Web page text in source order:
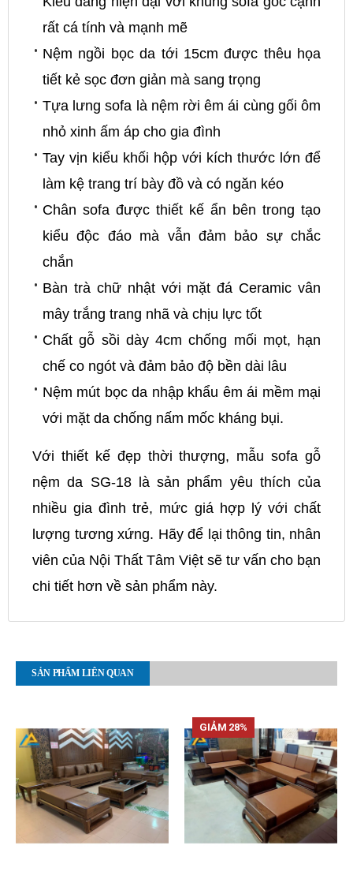
rất cá tính và mạnh mẽ
Nệm ngồi bọc da tới 15cm được thêu họa
tiết kẻ sọc đơn giản mà sang trọng
Tựa lưng sofa là nệm rời êm ái cùng gối ôm
nhỏ xinh ấm áp cho gia đình
Tay vịn kiểu khối hộp với kích thước lớn để
làm kệ trang trí bày đồ và có ngăn kéo
Chân sofa được thiết kế ẩn bên trong tạo
kiểu độc đáo mà vẫn đảm bảo sự chắc
chắn
Bàn trà chữ nhật với mặt đá Ceramic vân
mây trắng trang nhã và chịu lực tốt
Chất gỗ sồi dày 4cm chống mối mọt, hạn
chế co ngót và đảm bảo độ bền dài lâu
Nệm mút bọc da nhập khẩu êm ái mềm mại
với mặt da chống nấm mốc kháng bụi.
Với thiết kế đẹp thời thượng, mẫu sofa gỗ
nệm da SG-18 là sản phẩm yêu thích của
nhiều gia đình trẻ, mức giá hợp lý với chất
lượng tương xứng. Hãy để lại thông tin, nhân
viên của Nội Thất Tâm Việt sẽ tư vấn cho bạn
chi tiết hơn về sản phẩm này.
SẢN PHẨM LIÊN QUAN
GIẢM 28%